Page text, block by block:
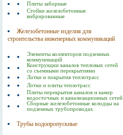
Плиты заборные
Стойки железобетонные
вибрированные
Железобетонные изделия для
строительства инженерных коммуникаций
Элементы коллекторов подземных
коммуникаций
Конструкции каналов тепловых сетей
со съемными перекрытиями
Лотки и покрытия теплотрасс
Лотки и плиты теплотрасс
Плиты перекрытия каналов и камер
водосточных и канализационных сетей
Сборные железобетонные колодцы на
подземных трубопроводах
Трубы водопропускные